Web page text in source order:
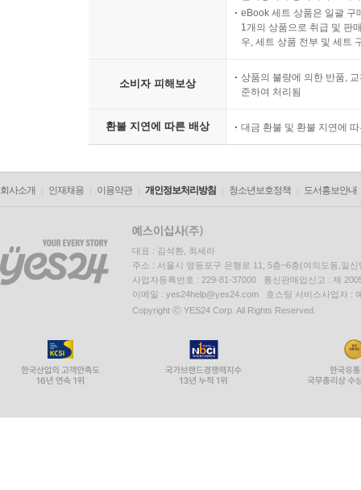
eBook 세트 상품은 일괄 구
1개의 상품으로 취급 및 판
우, 세트 상품 전부 및 세트
소비자 피해보상
상품의 불량에 의한 반품,
준하여 처리됨
환불 지연에 따른 배상 대금 환불 및 환불 지연에
회사소개 인재채용 이용약관 개인정보처리방침 청소년보호정책 도서홍보안내
대표 : 김석환, 최세라
주소 : 서울시 영등포구 은행로 11, 5층~6층(여의도동,일신
사업자등록번호 : 229-81-37000 통신판매업신고 : 제
이메일 : yes24help@yes24.com 호스팅 서비스사업자 :
Copyright ⓒ YES24 Corp. All Rights Reserved.